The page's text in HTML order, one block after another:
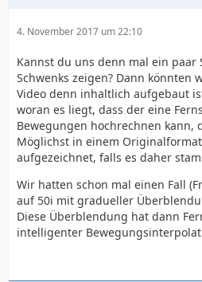
4. November 2017 um 22:10
Kannst du uns denn mal ein paar
Schwenks zeigen? Dann könnten
Video denn inhaltlich aufgebaut
woran es liegt, dass der eine
Bewegungen hochrechnen kann,
Möglichst in einem
aufgezeichnet, falls es daher
Wir hatten schon mal einen Fall
auf 50i mit gradueller
Diese Überblendung hat dann
intelligenter